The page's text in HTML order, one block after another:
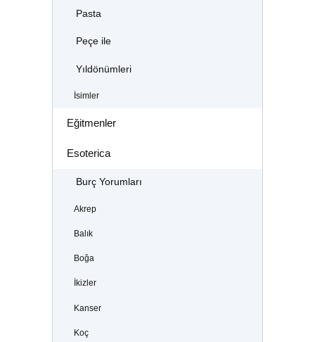
Pasta
Peçe ile
Yıldönümleri
İsimler
Eğitmenler
Esoterica
Burç Yorumları
Akrep
Balık
Boğa
İkizler
Kanser
Koç